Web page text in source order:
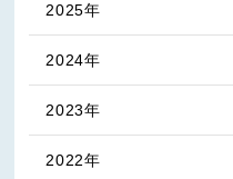
2025年
2024年
2023年
2022年